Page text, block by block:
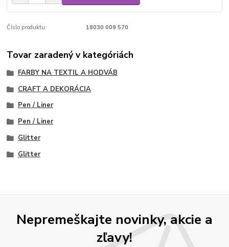
Číslo produktu: 18030 009 570
Tovar zaradený v kategóriách
FARBY NA TEXTIL A HODVÁB
CRAFT A DEKORÁCIA
Pen / Liner
Pen / Liner
Glitter
Glitter
Nepremeškajte novinky, akcie a
zľavy!